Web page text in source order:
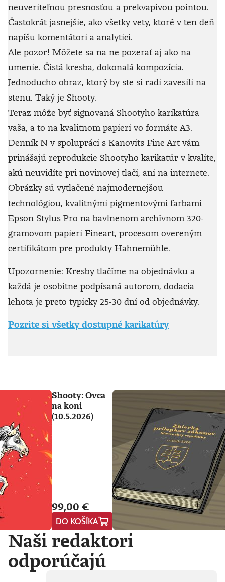
neuveriteľnou presnosťou a prekvapivou pointou.
Častokrát jasnejšie, ako všetky vety, ktoré v ten deň
napíšu komentátori a analytici.
Ale pozor! Môžete sa na ne pozerať aj ako na
umenie. Čistá kresba, dokonalá kompozícia.
Jednoducho obraz, ktorý by ste si radi zavesili na
stenu. Taký je Shooty.
Teraz môže byť signovaná Shootyho karikatúra
vaša, a to na kvalitnom papieri vo formáte A3.
Denník N v spolupráci s Kanovits Fine Art vám
prinášajú reprodukcie Shootyho karikatúr v kvalite,
akú neuvidíte pri novinovej tlači, ani na internete.
Obrázky sú vytlačené najmodernejšou
technológiou, kvalitnými pigmentovými farbami
Epson Stylus Pro na bavlnenom archívnom 320-
gramovom papieri Fineart, procesom overeným
certifikátom pre produkty Hahnemühle.
Upozornenie: Kresby tlačíme na objednávku a
každá je osobitne podpísaná autorom, dodacia
lehota je preto typicky 25-30 dní od objednávky.
Pozrite si všetky dostupné karikatúry
Shooty: Ovca
na koni
(10.5.2026)
99,00 €
DO KOŠÍKA
Naši redaktori
odporúčajú